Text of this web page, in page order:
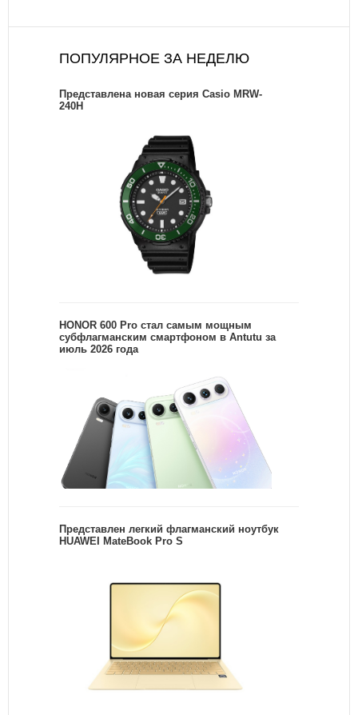
ПОПУЛЯРНОЕ ЗА НЕДЕЛЮ
Представлена новая серия Casio MRW-
240H
HONOR 600 Pro стал самым мощным
субфлагманским смартфоном в Antutu за
июль 2026 года
Представлен легкий флагманский ноутбук
HUAWEI MateBook Pro S